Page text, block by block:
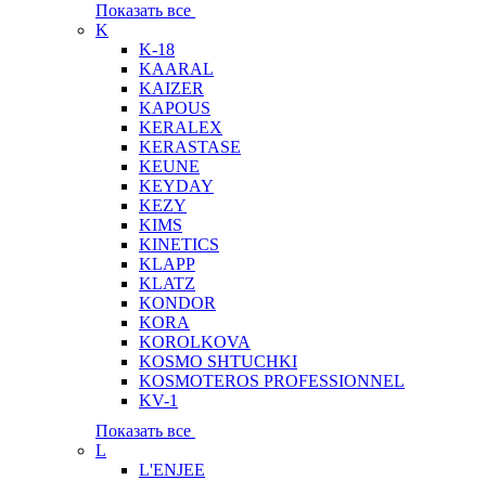
Показать все
K
K-18
KAARAL
KAIZER
KAPOUS
KERALEX
KERASTASE
KEUNE
KEYDAY
KEZY
KIMS
KINETICS
KLAPP
KLATZ
KONDOR
KORA
KOROLKOVA
KOSMO SHTUCHKI
KOSMOTEROS PROFESSIONNEL
KV-1
Показать все
L
L'ENJEE